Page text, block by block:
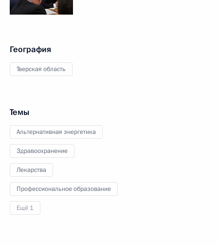
География
Тверская область
Темы
Альтернативная энергетика
Здравоохранение
Лекарства
Профессиональное образование
Ещё 1